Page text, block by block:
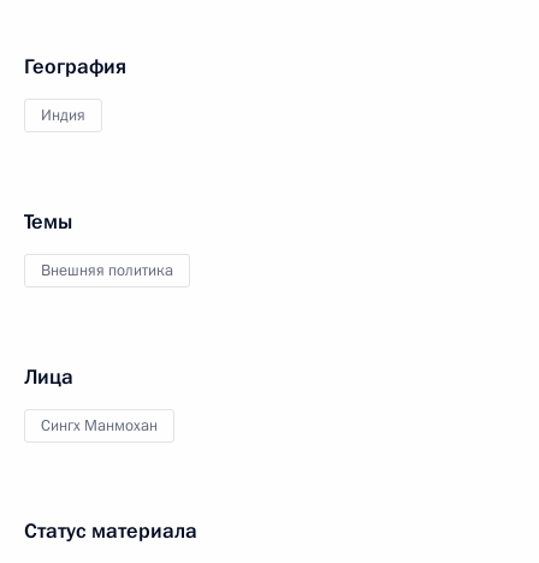
География
Индия
Темы
Внешняя политика
Лица
Сингх Манмохан
Статус материала